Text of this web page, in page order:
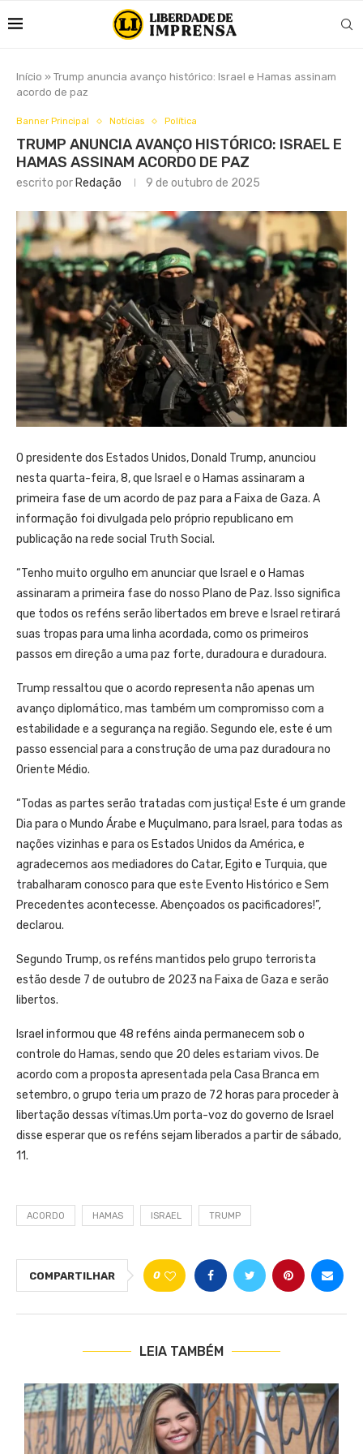
Início » Trump anuncia avanço histórico: Israel e Hamas assinam
acordo de paz
Banner Principal Notícias Política
TRUMP ANUNCIA AVANÇO HISTÓRICO: ISRAEL E
HAMAS ASSINAM ACORDO DE PAZ
escrito por Redação 9 de outubro de 2025
O presidente dos Estados Unidos, Donald Trump, anunciou
nesta quarta-feira, 8, que Israel e o Hamas assinaram a
primeira fase de um acordo de paz para a Faixa de Gaza. A
informação foi divulgada pelo próprio republicano em
publicação na rede social Truth Social.
“Tenho muito orgulho em anunciar que Israel e o Hamas
assinaram a primeira fase do nosso Plano de Paz. Isso significa
que todos os reféns serão libertados em breve e Israel retirará
suas tropas para uma linha acordada, como os primeiros
passos em direção a uma paz forte, duradoura e duradoura.
Trump ressaltou que o acordo representa não apenas um
avanço diplomático, mas também um compromisso com a
estabilidade e a segurança na região. Segundo ele, este é um
passo essencial para a construção de uma paz duradoura no
Oriente Médio.
“Todas as partes serão tratadas com justiça! Este é um grande
Dia para o Mundo Árabe e Muçulmano, para Israel, para todas as
nações vizinhas e para os Estados Unidos da América, e
agradecemos aos mediadores do Catar, Egito e Turquia, que
trabalharam conosco para que este Evento Histórico e Sem
Precedentes acontecesse. Abençoados os pacificadores!”,
declarou.
Segundo Trump, os reféns mantidos pelo grupo terrorista
estão desde 7 de outubro de 2023 na Faixa de Gaza e serão
libertos.
Israel informou que 48 reféns ainda permanecem sob o
controle do Hamas, sendo que 20 deles estariam vivos. De
acordo com a proposta apresentada pela Casa Branca em
setembro, o grupo teria um prazo de 72 horas para proceder à
libertação dessas vítimas.Um porta-voz do governo de Israel
disse esperar que os reféns sejam liberados a partir de sábado,
11.
ACORDO HAMAS ISRAEL TRUMP
COMPARTILHAR 0
LEIA TAMBÉM